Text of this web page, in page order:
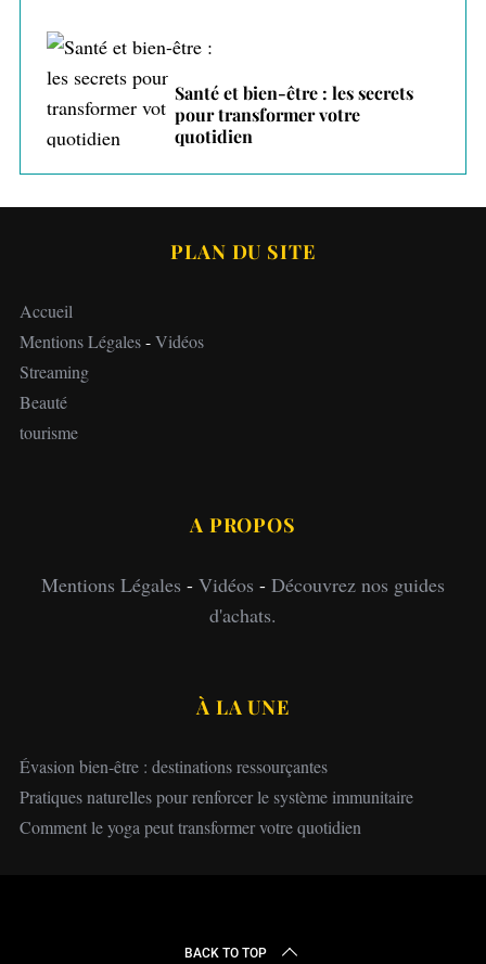
Santé et bien-être : les secrets
pour transformer votre
quotidien
PLAN DU SITE
Accueil
Mentions Légales-Vidéos
Streaming
Beauté
tourisme
A PROPOS
Mentions Légales - Vidéos - Découvrez nos guides
d'achats.
À LA UNE
Évasion bien-être : destinations ressourçantes
Pratiques naturelles pour renforcer le système immunitaire
Comment le yoga peut transformer votre quotidien
BACK TO TOP